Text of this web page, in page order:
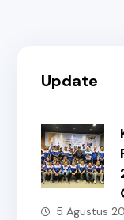
Update
5 Agustus